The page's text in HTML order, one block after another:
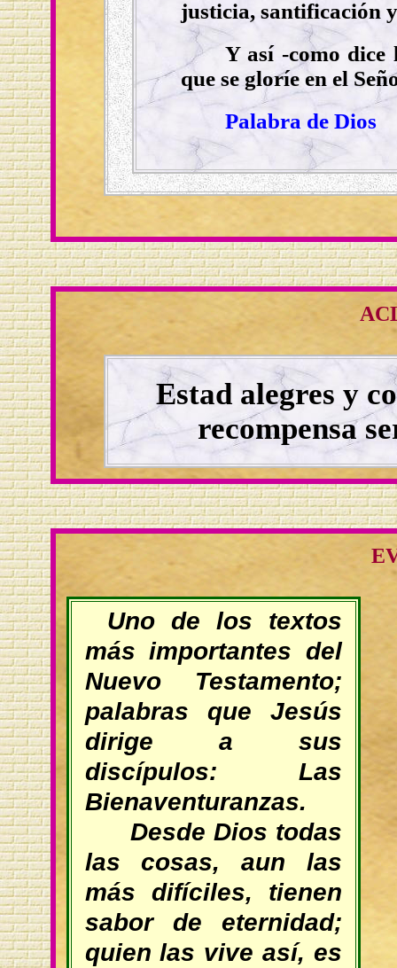
justicia, santificación
Y así -como
que se gloríe en el
Palabra de Dios
Estad alegres y
recompensa
Uno de los textos
más importantes del
Nuevo Testamento;
palabras que Jesús
dirige a sus
discípulos: Las
Bienaventuranzas.
Desde Dios todas
las cosas, aun las
más difíciles, tienen
sabor de eternidad;
quien las vive así, es